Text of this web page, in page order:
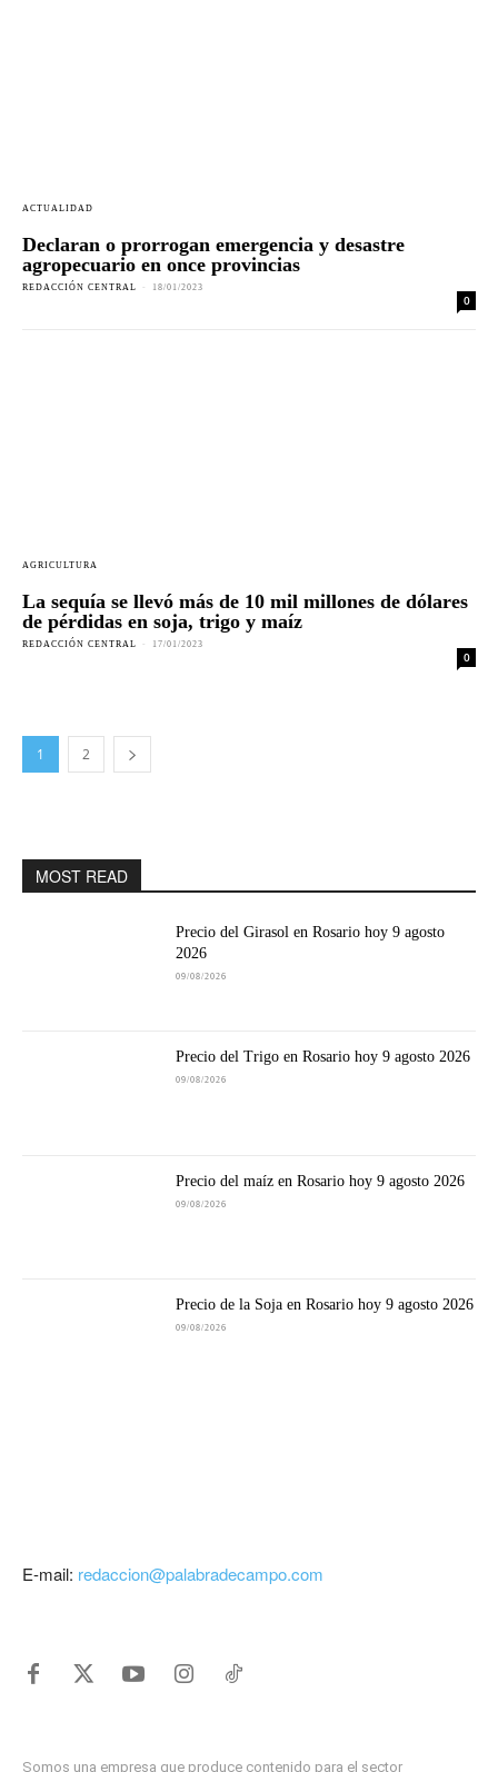
ACTUALIDAD
Declaran o prorrogan emergencia y desastre
agropecuario en once provincias
REDACCIÓN CENTRAL - 18/01/2023
0
AGRICULTURA
La sequía se llevó más de 10 mil millones de dólares
de pérdidas en soja, trigo y maíz
REDACCIÓN CENTRAL - 17/01/2023
0
1 2
MOST READ
Precio del Girasol en Rosario hoy 9 agosto
2026
09/08/2026
Precio del Trigo en Rosario hoy 9 agosto 2026
09/08/2026
Precio del maíz en Rosario hoy 9 agosto 2026
09/08/2026
Precio de la Soja en Rosario hoy 9 agosto 2026
09/08/2026
E-mail: redaccion@palabradecampo.com
Somos una empresa que produce contenido para el sector